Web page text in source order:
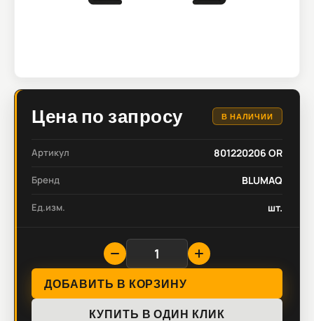
Цена по запросу В НАЛИЧИИ
Артикул 801220206 OR
Бренд BLUMAQ
Ед.изм. шт.
ДОБАВИТЬ В КОРЗИНУ
КУПИТЬ В ОДИН КЛИК